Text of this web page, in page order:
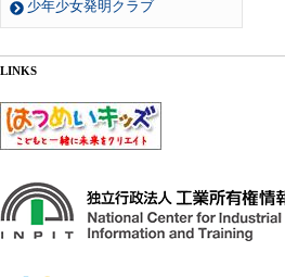
少年少女発明クラブ
LINKS